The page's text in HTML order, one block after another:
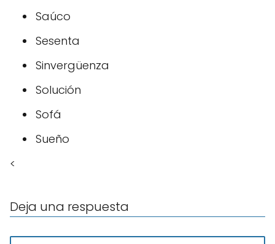
Saúco
Sesenta
Sinvergüenza
Solución
Sofá
Sueño
<
Deja una respuesta